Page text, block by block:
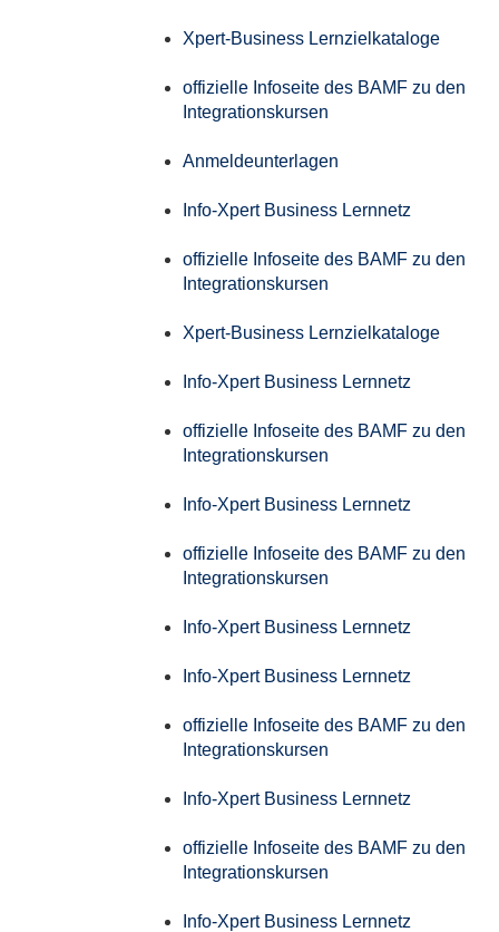
Xpert-Business Lernzielkataloge
offizielle Infoseite des BAMF zu den
Integrationskursen
Anmeldeunterlagen
Info-Xpert Business Lernnetz
offizielle Infoseite des BAMF zu den
Integrationskursen
Xpert-Business Lernzielkataloge
Info-Xpert Business Lernnetz
offizielle Infoseite des BAMF zu den
Integrationskursen
Info-Xpert Business Lernnetz
offizielle Infoseite des BAMF zu den
Integrationskursen
Info-Xpert Business Lernnetz
Info-Xpert Business Lernnetz
offizielle Infoseite des BAMF zu den
Integrationskursen
Info-Xpert Business Lernnetz
offizielle Infoseite des BAMF zu den
Integrationskursen
Info-Xpert Business Lernnetz